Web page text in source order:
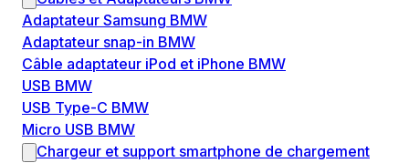
Adaptateur Samsung BMW
Adaptateur snap-in BMW
Câble adaptateur iPod et iPhone BMW
USB BMW
USB Type-C BMW
Micro USB BMW
Chargeur et support smartphone de chargement